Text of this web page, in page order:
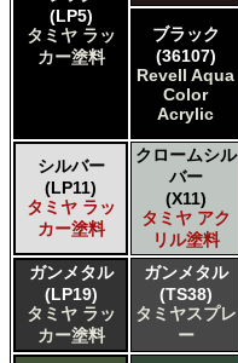
(LP5)
タミヤ ラッ
カー塗料
ブラック
(36107)
Revell Aqua
Color
Acrylic
シルバー
(LP11)
タミヤ ラッ
カー塗料
クロームシル
バー
(X11)
タミヤ アク
リル塗料
ガンメタル
(LP19)
タミヤ ラッ
カー塗料
ガンメタル
(TS38)
タミヤスプレ
ー